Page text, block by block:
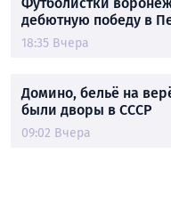
дебютную победу в
18:35 Вчера
Домино, бельё на
были дворы в СССР
09:02 Вчера